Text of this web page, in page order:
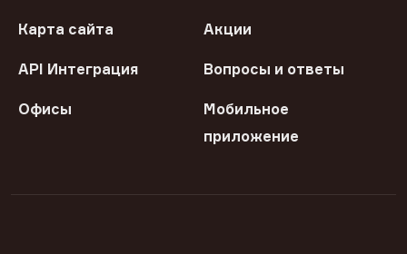
Карта сайта Акции
API Интеграция Вопросы и ответы
Офисы
Мобильное
приложение